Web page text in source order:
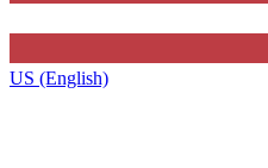
US (English)